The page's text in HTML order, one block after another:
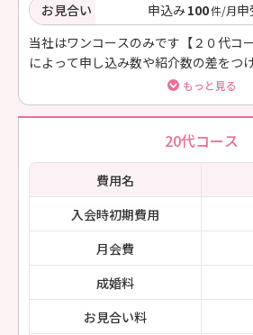
お見合い 申込み100件/月申
当社はワンコースのみです【２０代コ
によって申し込み数や紹介数の差をつ
ん。会員様にとってベストなコースは
員様の事を考えた料金設定です。
もっと見る
20代コース
費用名
入会時初期費用
月会費
成婚料
お見合い料